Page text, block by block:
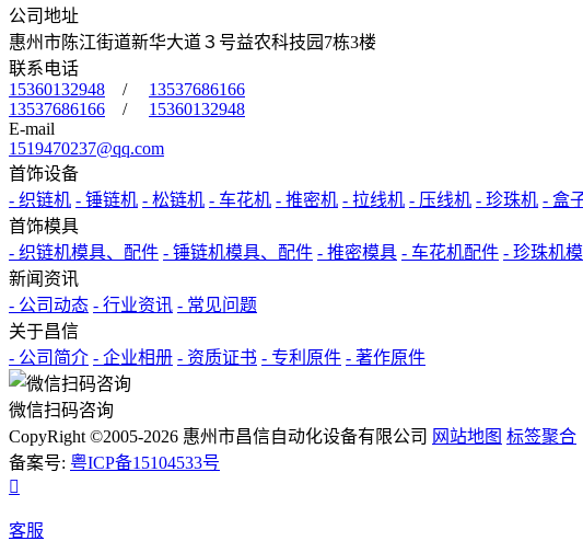
公司地址
惠州市陈江街道新华大道３号益农科技园7栋3楼
联系电话
15360132948 / 13537686166
13537686166 / 15360132948
E-mail
1519470237@qq.com
首饰设备
- 织链机 - 锤链机 - 松链机 - 车花机 - 推密机 - 拉线机 - 压线机 - 珍珠机 - 盒
首饰模具
- 织链机模具、配件 - 锤链机模具、配件 - 推密模具 - 车花机配件 - 珍珠机
新闻资讯
- 公司动态 - 行业资讯 - 常见问题
关于昌信
- 公司简介 - 企业相册 - 资质证书 - 专利原件 - 著作原件
微信扫码咨询
CopyRight ©2005-2026 惠州市昌信自动化设备有限公司 网站地图 标签聚合
备案号: 粤ICP备15104533号

客服